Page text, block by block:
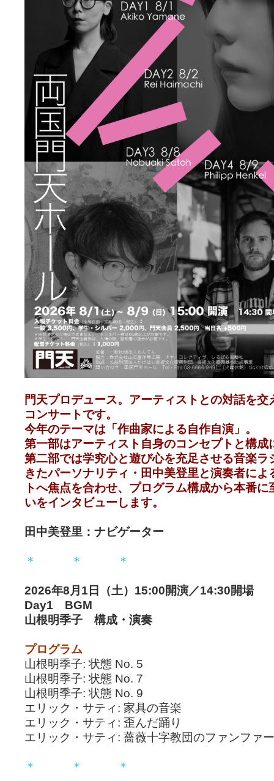
門天プロデュース。アーティストとの対話を交
コンサートです。
今年のテーマは「作曲家による自作自演」。
第一部はアーティスト自身のコンセプトと構成
第二部では学究心と遊び心を充足させる音楽ラ
きたパーソナリティ・田中美登里と演奏者によ
トへ焦点を合わせ、プログラム構成から本番
いをインタビューします。
田中美登里：ナビゲーター
＊ ＊ ＊
2026年8月1日（土）15:00開演／14:30開場
Day1 BGM
山根明季子 構成・演奏
プログラム
山根明季子: 状態 No. 5
山根明季子: 状態 No. 7
山根明季子: 状態 No. 9
エリック・サティ: 家具の音楽
エリック・サティ: 歪んだ踊り
エリック・サティ: 薔薇十字教団のファンファ
＊ ＊ ＊